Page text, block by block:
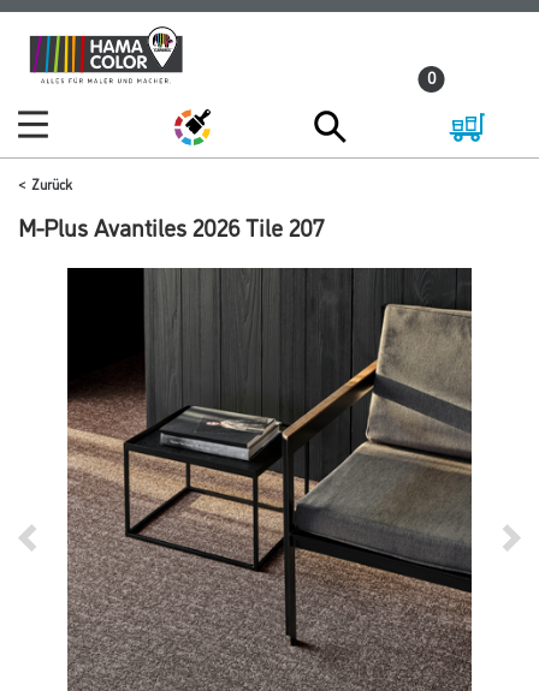
Zum
Inhalt
Zum
Navigationsmenü
0
Zurück
M-Plus Avantiles 2026 Tile 207